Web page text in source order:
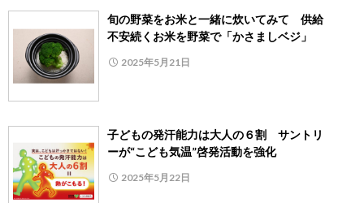
旬の野菜をお米と一緒に炊いてみて 供給
不安続くお米を野菜で「かさましベジ」
2025年5月21日
子どもの発汗能力は大人の６割 サントリ
ーが“こども気温”啓発活動を強化
2025年5月22日